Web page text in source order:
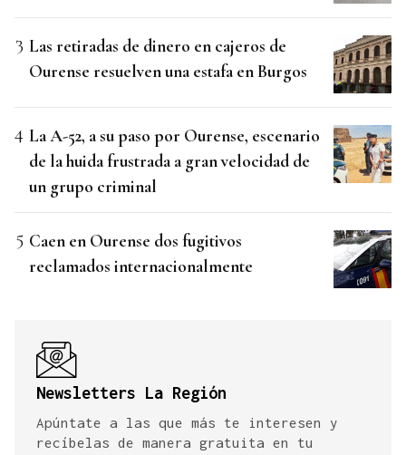
Las retiradas de dinero en cajeros de
Ourense resuelven una estafa en Burgos
La A-52, a su paso por Ourense, escenario
de la huida frustrada a gran velocidad de
un grupo criminal
Caen en Ourense dos fugitivos
reclamados internacionalmente
Newsletters La Región
Apúntate a las que más te interesen y
recíbelas de manera gratuita en tu